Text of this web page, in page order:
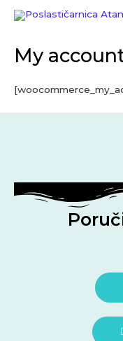
Skip
My